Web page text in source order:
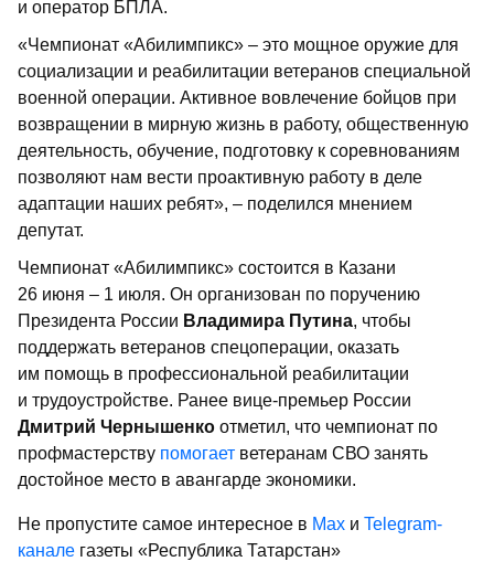
и оператор БПЛА.
«Чемпионат «Абилимпикс» – это мощное оружие для
социализации и реабилитации ветеранов специальной
военной операции. Активное вовлечение бойцов при
возвращении в мирную жизнь в работу, общественную
деятельность, обучение, подготовку к соревнованиям
позволяют нам вести проактивную работу в деле
адаптации наших ребят», – поделился мнением
депутат.
Чемпионат «Абилимпикс» состоится в Казани
26 июня – 1 июля. Он организован по поручению
Президента России Владимира Путина, чтобы
поддержать ветеранов спецоперации, оказать
им помощь в профессиональной реабилитации
и трудоустройстве. Ранее вице-премьер России
Дмитрий Чернышенко отметил, что чемпионат по
профмастерству помогает ветеранам СВО занять
достойное место в авангарде экономики.
Не пропустите самое интересное в Max и Telegram-
канале газеты «Республика Татарстан»